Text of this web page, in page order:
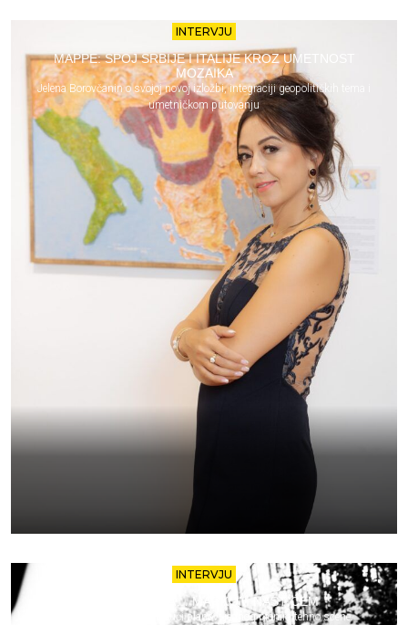
INTERVJU
MAPPE: SPOJ SRBIJE I ITALIJE KROZ UMETNOST
MOZAIKA
Jelena Borovčanin o svojoj novoj izložbi, integraciji geopolitičkih tema i
umetničkom putovanju
INTERVJU
15 MINUTA SA… MARKOM NASTIĆEM
Izazovi, inspiracije i budući planovi jednog pionira tehno scene.